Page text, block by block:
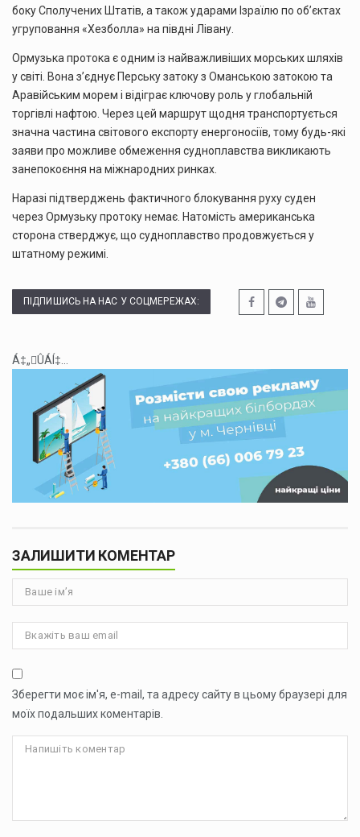
боку Сполучених Штатів, а також ударами Ізраїлю по об’єктах
угруповання «Хезболла» на півдні Лівану.
Ормузька протока є одним із найважливіших морських шляхів
у світі. Вона з’єднує Перську затоку з Оманською затокою та
Аравійським морем і відіграє ключову роль у глобальній
торгівлі нафтою. Через цей маршрут щодня транспортується
значна частина світового експорту енергоносіїв, тому будь-які
заяви про можливе обмеження судноплавства викликають
занепокоєння на міжнародних ринках.
Наразі підтверджень фактичного блокування руху суден
через Ормузьку протоку немає. Натомість американська
сторона стверджує, що судноплавство продовжується у
штатному режимі.
ПІДПИШИСЬ НА НАС У СОЦМЕРЕЖАХ:
Á‡„ÛÁÍ‡...
ЗАЛИШИТИ КОМЕНТАР
Зберегти моє ім'я, e-mail, та адресу сайту в цьому браузері для
моїх подальших коментарів.